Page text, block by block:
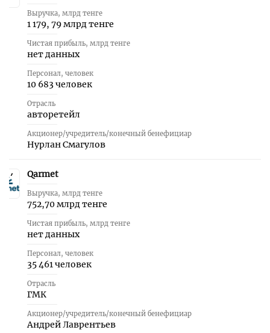
Выручка, млрд тенге
1 179, 79 млрд тенге
Чистая прибыль, млрд тенге
нет данных
Персонал, человек
10 683 человек
Отрасль
авторетейл
Акционер/учредитель/конечный бенефициар
Нурлан Смагулов
4 Qarmet
Выручка, млрд тенге
752,70 млрд тенге
Чистая прибыль, млрд тенге
нет данных
Персонал, человек
35 461 человек
Отрасль
ГМК
Акционер/учредитель/конечный бенефициар
Андрей Лаврентьев